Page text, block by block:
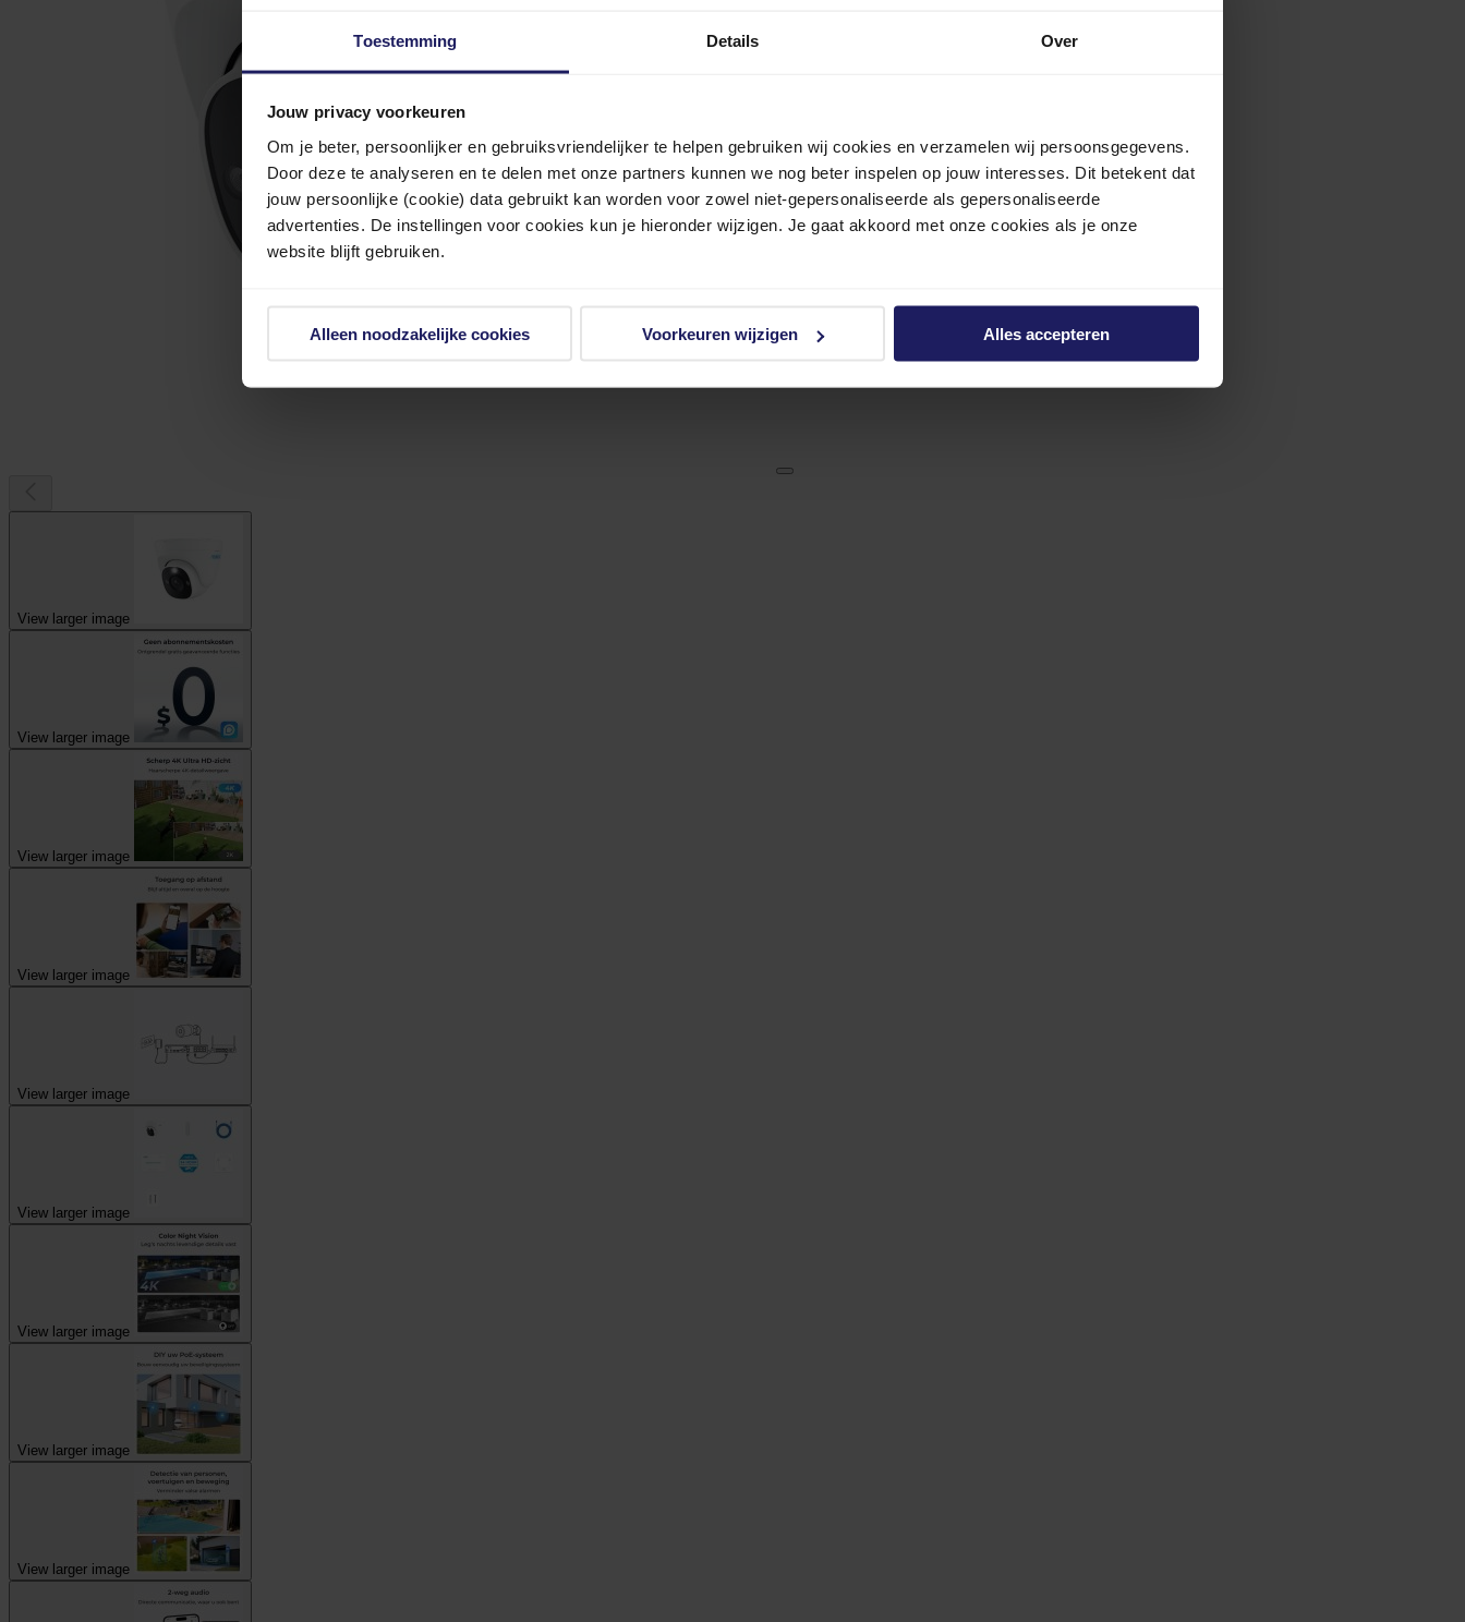
Toestemming Details Over
Jouw privacy voorkeuren
Om je beter, persoonlijker en gebruiksvriendelijker te helpen gebruiken wij cookies en verzamelen wij persoonsgegevens.
Door deze te analyseren en te delen met onze partners kunnen we nog beter inspelen op jouw interesses. Dit betekent dat
jouw persoonlijke (cookie) data gebruikt kan worden voor zowel niet-gepersonaliseerde als gepersonaliseerde
advertenties. De instellingen voor cookies kun je hieronder wijzigen. Je gaat akkoord met onze cookies als je onze
website blijft gebruiken.
Alleen noodzakelijke cookies Voorkeuren wijzigen Alles accepteren
View larger image
View larger image
View larger image
View larger image
View larger image
View larger image
View larger image
View larger image
View larger image